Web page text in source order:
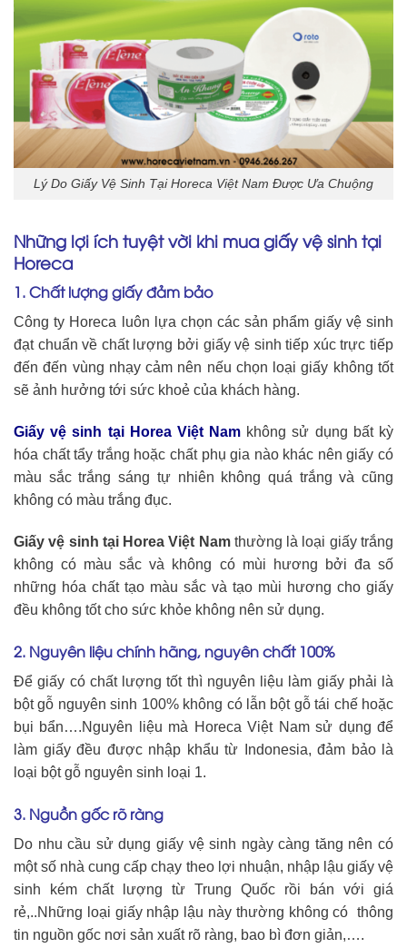
Lý Do Giấy Vệ Sinh Tại Horeca Việt Nam Được Ưa Chuộng
Những lợi ích tuyệt vời khi mua giấy vệ sinh tại
Horeca
1. Chất lượng giấy đảm bảo
Công ty Horeca luôn lựa chọn các sản phẩm giấy vệ sinh
đạt chuẩn về chất lượng bởi giấy vệ sinh tiếp xúc trực tiếp
đến đến vùng nhạy cảm nên nếu chọn loại giấy không tốt
sẽ ảnh hưởng tới sức khoẻ của khách hàng.
Giấy vệ sinh tại Horea Việt Nam không sử dụng bất kỳ
hóa chất tẩy trắng hoặc chất phụ gia nào khác nên giấy có
màu sắc trắng sáng tự nhiên không quá trắng và cũng
không có màu trắng đục.
Giấy vệ sinh tại Horea Việt Namthường là loại giấy trắng
không có màu sắc và không có mùi hương bởi đa số
những hóa chất tạo màu sắc và tạo mùi hương cho giấy
đều không tốt cho sức khỏe không nên sử dụng.
2. Nguyên liệu chính hãng, nguyên chất 100%
Để giấy có chất lượng tốt thì nguyên liệu làm giấy phải là
bột gỗ nguyên sinh 100% không có lẫn bột gỗ tái chế hoặc
bụi bẩn….Nguyên liệu mà Horeca Việt Nam sử dụng để
làm giấy đều được nhập khẩu từ Indonesia, đảm bảo là
loại bột gỗ nguyên sinh loại 1.
3. Nguồn gốc rõ ràng
Do nhu cầu sử dụng giấy vệ sinh ngày càng tăng nên có
một số nhà cung cấp chạy theo lợi nhuận, nhập lậu giấy vệ
sinh kém chất lượng từ Trung Quốc rồi bán với giá
rẻ,..Những loại giấy nhập lậu này thường không có thông
tin nguồn gốc nơi sản xuất rõ ràng, bao bì đơn giản,….